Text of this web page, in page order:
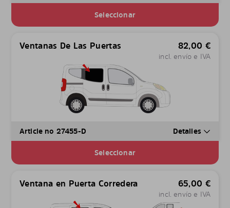
Seleccionar
Ventanas De Las Puertas 82,00 €
incl. envío e IVA
Article no 27455-D Detalles
Seleccionar
Ventana en Puerta Corredera 65,00 €
incl. envío e IVA